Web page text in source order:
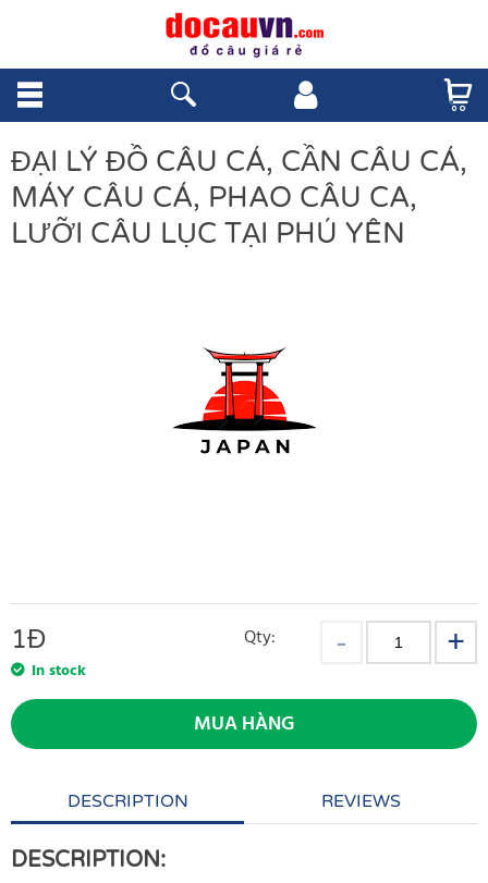
ĐẠI LÝ ĐỒ CÂU CÁ, CẦN CÂU CÁ,
MÁY CÂU CÁ, PHAO CÂU CA,
LƯỠI CÂU LỤC TẠI PHÚ YÊN
1Đ
In stock
Qty:
MUA HÀNG
DESCRIPTION REVIEWS
DESCRIPTION: